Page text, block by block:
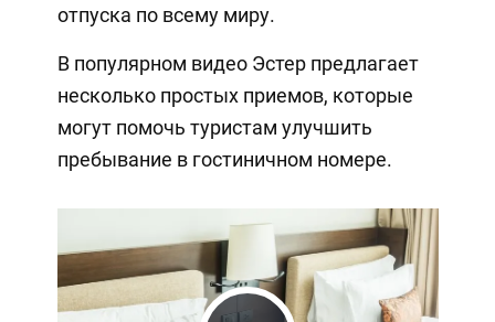
отпуска по всему миру.
В популярном видео Эстер предлагает
несколько простых приемов, которые
могут помочь туристам улучшить
пребывание в гостиничном номере.